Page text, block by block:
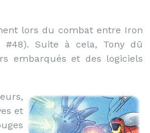
lors du combat entre Iron
Suite à cela, Tony dû
embarqués et des logiciels
et